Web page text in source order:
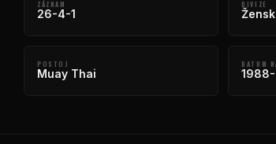
ZÁZNAM
26-4-1
DIVIZE
POSTOJ
Muay Thai
DATUM